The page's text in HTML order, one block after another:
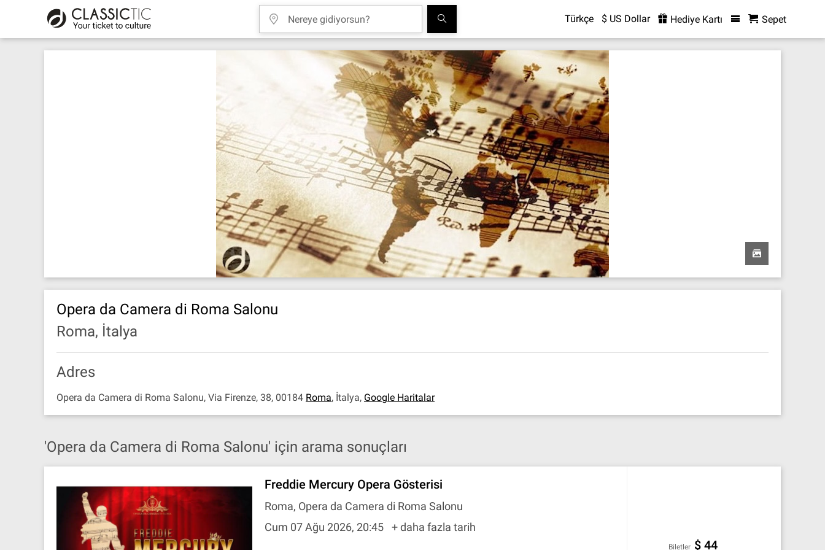
Türkçe $ US Dollar Hediye Kartı Sepet
Opera da Camera di Roma Salonu
Roma, İtalya
Adres
Opera da Camera di Roma Salonu, Via Firenze, 38, 00184 Roma, İtalya, Google Haritalar
'Opera da Camera di Roma Salonu' için arama sonuçları
Freddie Mercury Opera Gösterisi
Roma, Opera da Camera di Roma Salonu
Cum 07 Ağu 2026, 20:45
+ daha fazla tarih
Biletler $ 44